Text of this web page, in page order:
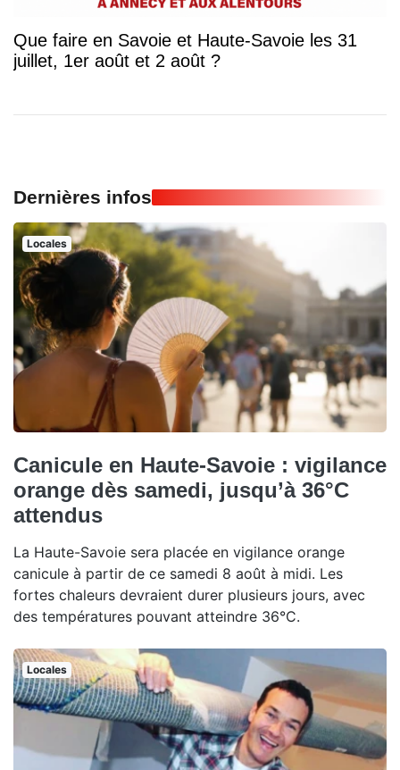
Que faire en Savoie et Haute-Savoie les 31
juillet, 1er août et 2 août ?
Dernières infos
Locales
Canicule en Haute-Savoie : vigilance
orange dès samedi, jusqu’à 36°C
attendus
La Haute-Savoie sera placée en vigilance orange
canicule à partir de ce samedi 8 août à midi. Les
fortes chaleurs devraient durer plusieurs jours, avec
des températures pouvant atteindre 36°C.
Locales